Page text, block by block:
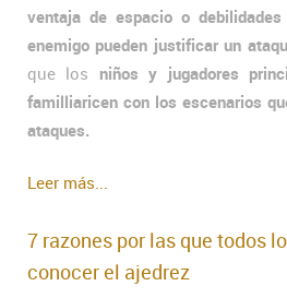
ventaja de espacio o
enemigo pueden justificar un
que los niños y jugadores
familliaricen con los escenarios
ataques.
Leer más...
7 razones por las que todos
conocer el ajedrez